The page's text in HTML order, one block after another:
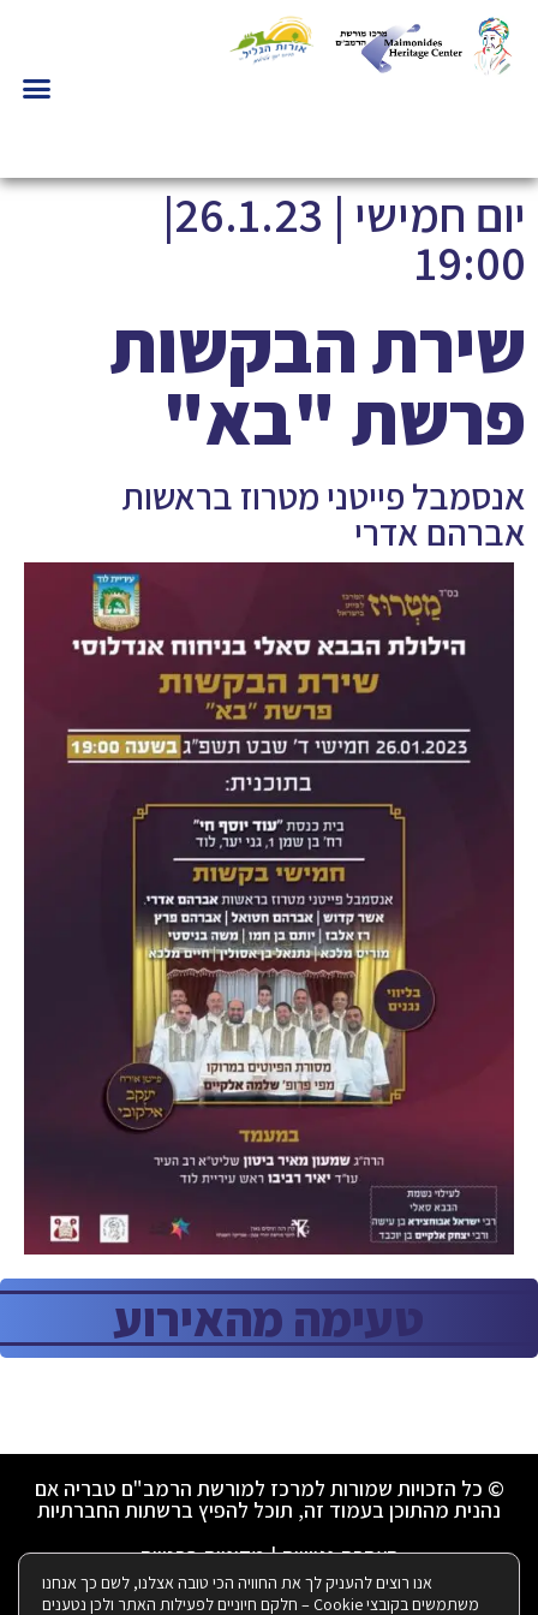
יום חמישי | 26.1.23|
19:00
שירת הבקשות
פרשת "בא"
אנסמבל פייטני מטרוז בראשות
אברהם אדרי
טעימה מהאירוע
© כל הזכויות שמורות למרכז למורשת הרמב"ם טבריה אם
נהנית מהתוכן בעמוד זה, תוכל להפיץ ברשתות החברתיות
הצהרת נגישות|מדיניות פרטיות
אנו רוצים להעניק לך את החוויה הכי טובה אצלנו, לשם כך אנחנו
משתמשים בקובצי Cookie – חלקם חיוניים לפעילות האתר ולכן נטענים